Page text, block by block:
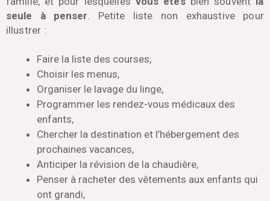
seule à penser . Petite liste non exhaustive pour
illustrer :
Faire la liste des courses,
Choisir les menus,
Organiser le lavage du linge,
Programmer les rendez-vous médicaux des
enfants,
Chercher la destination et l’hébergement des
prochaines vacances,
Anticiper la révision de la chaudière,
Penser à racheter des vêtements aux enfants qui
ont grandi,